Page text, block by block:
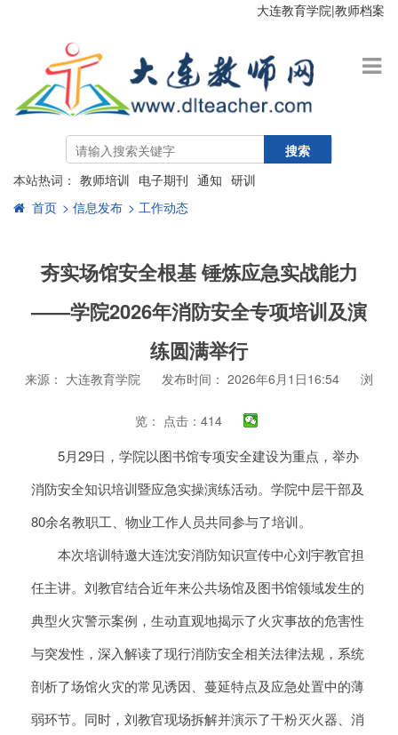
大连教育学院|教师档案
搜索
本站热词： 教师培训 电子期刊 通知 研训
首页 > 信息发布 > 工作动态
夯实场馆安全根基 锤炼应急实战能力
——学院2026年消防安全专项培训及演
练圆满举行
来源： 大连教育学院 发布时间： 2026年6月1日16:54 浏
览： 点击：414
5月29日，学院以图书馆专项安全建设为重点，举办
消防安全知识培训暨应急实操演练活动。学院中层干部及
80余名教职工、物业工作人员共同参与了培训。
本次培训特邀大连沈安消防知识宣传中心刘宇教官担
任主讲。刘教官结合近年来公共场馆及图书馆领域发生的
典型火灾警示案例，生动直观地揭示了火灾事故的危害性
与突发性，深入解读了现行消防安全相关法律法规，系统
剖析了场馆火灾的常见诱因、蔓延特点及应急处置中的薄
弱环节。同时，刘教官现场拆解并演示了干粉灭火器、消